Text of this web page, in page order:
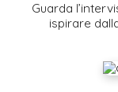
Guarda
ispirare